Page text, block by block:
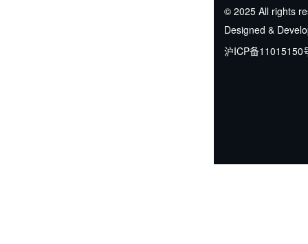
© 2025 All rights
Designed &
沪ICP备11015150